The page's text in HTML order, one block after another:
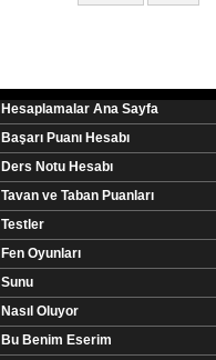
Hesaplamalar Ana Sayfa
Başarı Puanı Hesabı
Ders Notu Hesabı
Tavan ve Taban Puanları
Testler
Fen Oyunları
Sunu
Nasıl Oluyor
Bu Benim Eserim